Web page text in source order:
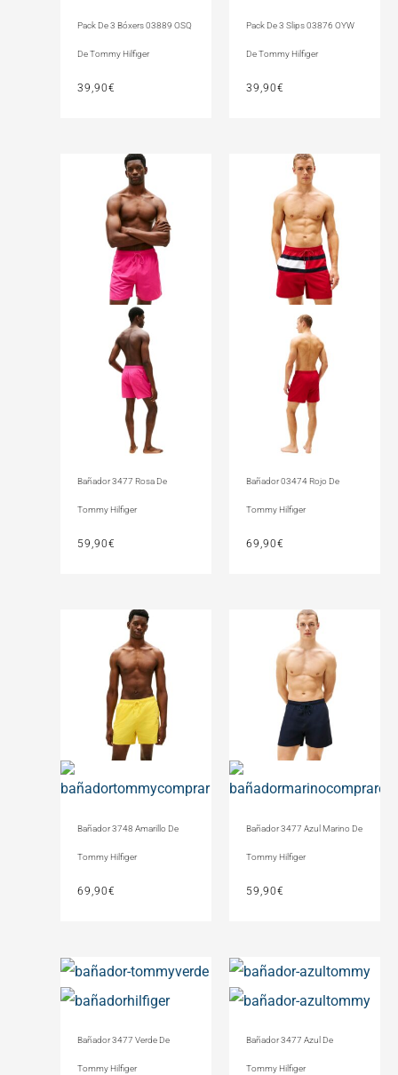
Pack De 3 Bóxers 03889 OSQ
De Tommy Hilfiger
39,90€
Pack De 3 Slips 03876 OYW
De Tommy Hilfiger
39,90€
Bañador 3477 Rosa De
Tommy Hilfiger
59,90€
Bañador 03474 Rojo De
Tommy Hilfiger
69,90€
Bañador 3748 Amarillo De
Tommy Hilfiger
69,90€
Bañador 3477 Azul Marino De
Tommy Hilfiger
59,90€
Bañador 3477 Verde De
Tommy Hilfiger
Bañador 3477 Azul De
Tommy Hilfiger